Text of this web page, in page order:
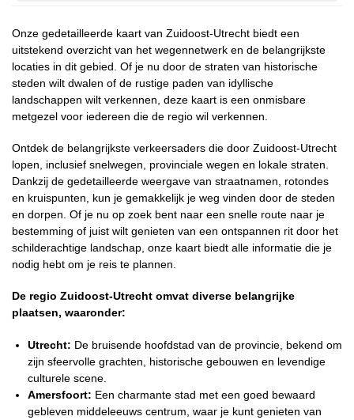
Onze gedetailleerde kaart van Zuidoost-Utrecht biedt een
uitstekend overzicht van het wegennetwerk en de belangrijkste
locaties in dit gebied. Of je nu door de straten van historische
steden wilt dwalen of de rustige paden van idyllische
landschappen wilt verkennen, deze kaart is een onmisbare
metgezel voor iedereen die de regio wil verkennen.
Ontdek de belangrijkste verkeersaders die door Zuidoost-Utrecht
lopen, inclusief snelwegen, provinciale wegen en lokale straten.
Dankzij de gedetailleerde weergave van straatnamen, rotondes
en kruispunten, kun je gemakkelijk je weg vinden door de steden
en dorpen. Of je nu op zoek bent naar een snelle route naar je
bestemming of juist wilt genieten van een ontspannen rit door het
schilderachtige landschap, onze kaart biedt alle informatie die je
nodig hebt om je reis te plannen.
De regio Zuidoost-Utrecht omvat diverse belangrijke
plaatsen, waaronder:
Utrecht: De bruisende hoofdstad van de provincie, bekend om
zijn sfeervolle grachten, historische gebouwen en levendige
culturele scene.
Amersfoort: Een charmante stad met een goed bewaard
gebleven middeleeuws centrum, waar je kunt genieten van